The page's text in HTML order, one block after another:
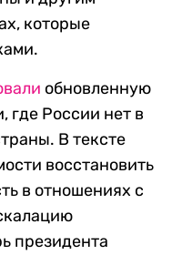
которые
обновленную
где России нет в
В тексте
восстановить
в отношениях с
президента